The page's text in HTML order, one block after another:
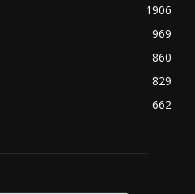
1906
969
860
829
662